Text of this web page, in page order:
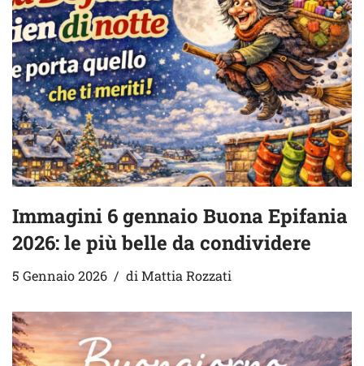
Immagini 6 gennaio Buona Epifania
2026: le più belle da condividere
5 Gennaio 2026 di Mattia Rozzati